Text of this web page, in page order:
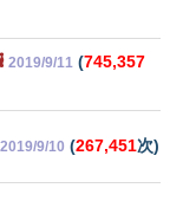
2019/9/11 (745,357
2019/9/10 (267,451次)